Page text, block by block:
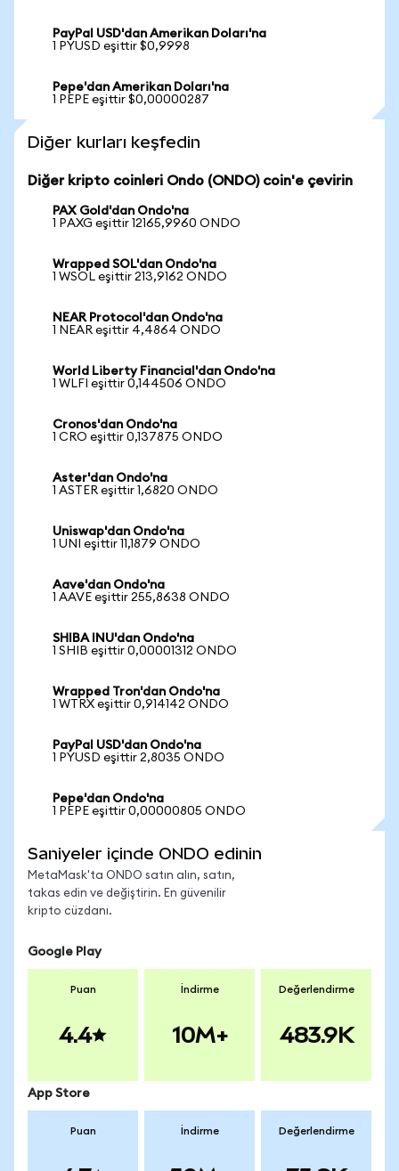
PayPal USD'dan Amerikan Doları'na
1 PYUSD eşittir $0,9998
Pepe'dan Amerikan Doları'na
1 PEPE eşittir $0,00000287
Diğer kurları keşfedin
Diğer kripto coinleri Ondo (ONDO) coin'e çevirin
PAX Gold'dan Ondo'na
1 PAXG eşittir 12165,9960 ONDO
Wrapped SOL'dan Ondo'na
1 WSOL eşittir 213,9162 ONDO
NEAR Protocol'dan Ondo'na
1 NEAR eşittir 4,4864 ONDO
World Liberty Financial'dan Ondo'na
1 WLFI eşittir 0,144506 ONDO
Cronos'dan Ondo'na
1 CRO eşittir 0,137875 ONDO
Aster'dan Ondo'na
1 ASTER eşittir 1,6820 ONDO
Uniswap'dan Ondo'na
1 UNI eşittir 11,1879 ONDO
Aave'dan Ondo'na
1 AAVE eşittir 255,8638 ONDO
SHIBA INU'dan Ondo'na
1 SHIB eşittir 0,00001312 ONDO
Wrapped Tron'dan Ondo'na
1 WTRX eşittir 0,914142 ONDO
PayPal USD'dan Ondo'na
1 PYUSD eşittir 2,8035 ONDO
Pepe'dan Ondo'na
1 PEPE eşittir 0,00000805 ONDO
Saniyeler içinde ONDO edinin
MetaMask'ta ONDO satın alın, satın,
takas edin ve değiştirin. En güvenilir
kripto cüzdanı.
Google Play
Puan
4.4
İndirme
10M+
Değerlendirme
483.9K
App Store
Puan İndirme Değerlendirme